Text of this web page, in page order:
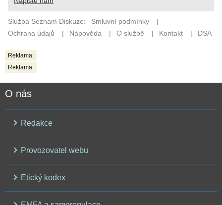
Reklama:
Reklama:
O nás
Redakce
Provozovatel webu
Etický kodex